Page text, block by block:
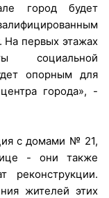
город будет
первых этажах
социальной
опорным для
города», -
с домами № 21,
- они также
реконструкции.
жителей этих